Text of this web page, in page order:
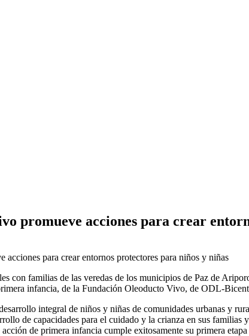
promueve acciones para crear
con familias de las veredas de los municipios de Paz de
infancia, de la Fundación Oleoducto Vivo, de ODL-
integral de niños y niñas de comunidades urbanas y
de capacidades para el cuidado y la crianza en sus
de primera infancia cumple exitosamente su primera